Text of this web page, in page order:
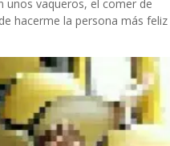
unos vaqueros, el comer de
hacerme la persona más feliz